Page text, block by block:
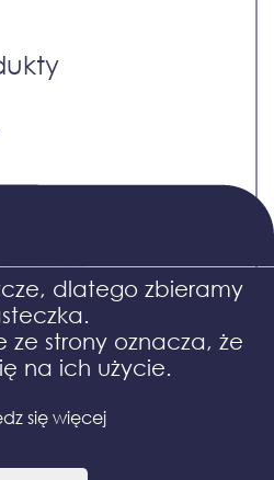
dlatego zbieramy
ze strony oznacza, że
na ich użycie.
się więcej